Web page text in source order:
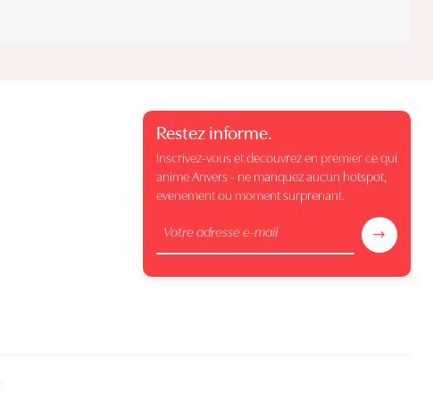
Restez informe.
Inscrivez-vous et decouvrez en premier ce qui
anime Anvers - ne manquez aucun hotspot,
evenement ou moment surprenant.